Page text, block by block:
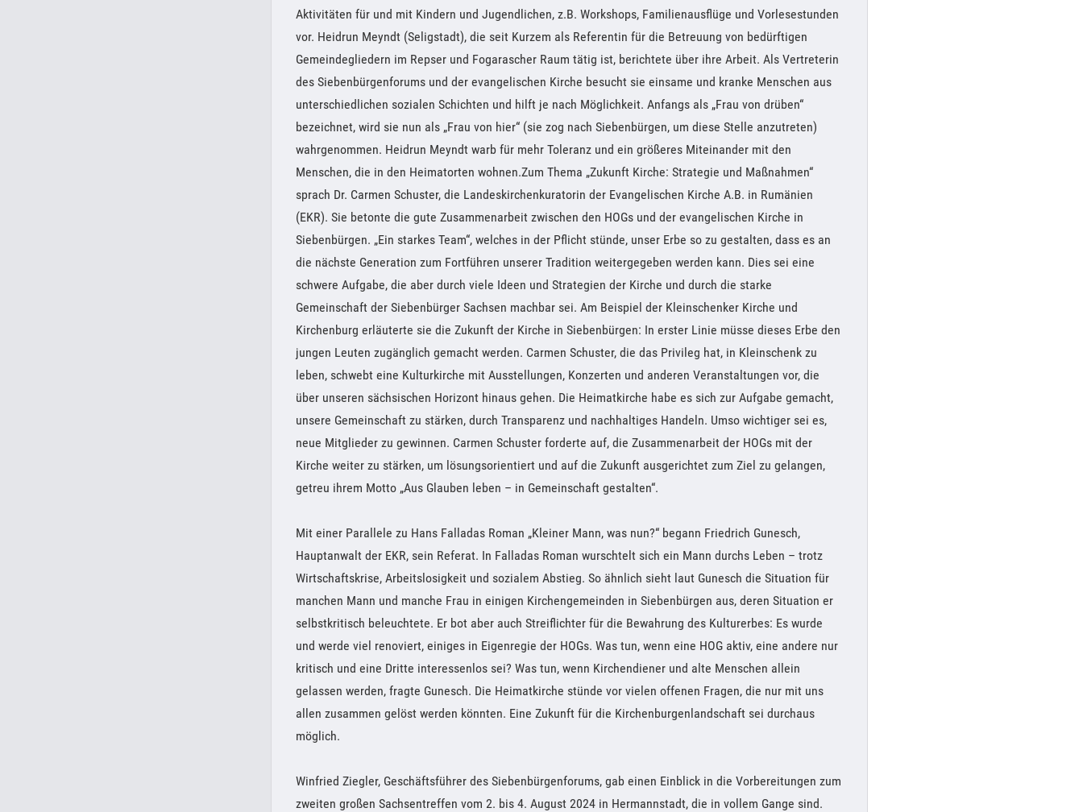
Aktivitäten für und mit Kindern und Jugendlichen, z.B. Workshops, Familienausflüge und Vorlesestunden
vor. Heidrun Meyndt (Seligstadt), die seit Kurzem als Referentin für die Betreuung von bedürftigen
Gemeindegliedern im Repser und Fogarascher Raum tätig ist, berichtete über ihre Arbeit. Als Vertreterin
des Siebenbürgenforums und der evangelischen Kirche besucht sie einsame und kranke Menschen aus
unterschiedlichen sozialen Schichten und hilft je nach Möglichkeit. Anfangs als „Frau von drüben“
bezeichnet, wird sie nun als „Frau von hier“ (sie zog nach Siebenbürgen, um diese Stelle anzutreten)
wahrgenommen. Heidrun Meyndt warb für mehr Toleranz und ein größeres Miteinander mit den
Menschen, die in den Heimatorten wohnen.Zum Thema „Zukunft Kirche: Strategie und Maßnahmen“
sprach Dr. Carmen Schuster, die Landeskirchenkuratorin der Evangelischen Kirche A.B. in Rumänien
(EKR). Sie betonte die gute Zusammenarbeit zwischen den HOGs und der evangelischen Kirche in
Siebenbürgen. „Ein starkes Team“, welches in der Pflicht stünde, unser Erbe so zu gestalten, dass es an
die nächste Generation zum Fortführen unserer Tradition weitergegeben werden kann. Dies sei eine
schwere Aufgabe, die aber durch viele Ideen und Strategien der Kirche und durch die starke
Gemeinschaft der Siebenbürger Sachsen machbar sei. Am Beispiel der Kleinschenker Kirche und
Kirchenburg erläuterte sie die Zukunft der Kirche in Siebenbürgen: In erster Linie müsse dieses Erbe den
jungen Leuten zugänglich gemacht werden. Carmen Schuster, die das Privileg hat, in Kleinschenk zu
leben, schwebt eine Kulturkirche mit Ausstellungen, Konzerten und anderen Veranstaltungen vor, die
über unseren sächsischen Horizont hinaus gehen. Die Heimatkirche habe es sich zur Aufgabe gemacht,
unsere Gemeinschaft zu stärken, durch Transparenz und nachhaltiges Handeln. Umso wichtiger sei es,
neue Mitglieder zu gewinnen. Carmen Schuster forderte auf, die Zusammenarbeit der HOGs mit der
Kirche weiter zu stärken, um lösungsorientiert und auf die Zukunft ausgerichtet zum Ziel zu gelangen,
getreu ihrem Motto „Aus Glauben leben – in Gemeinschaft gestalten“.
Mit einer Parallele zu Hans Falladas Roman „Kleiner Mann, was nun?“ begann Friedrich Gunesch,
Hauptanwalt der EKR, sein Referat. In Falladas Roman wurschtelt sich ein Mann durchs Leben – trotz
Wirtschaftskrise, Arbeitslosigkeit und sozialem Abstieg. So ähnlich sieht laut Gunesch die Situation für
manchen Mann und manche Frau in einigen Kirchengemeinden in Siebenbürgen aus, deren Situation er
selbstkritisch beleuchtete. Er bot aber auch Streiflichter für die Bewahrung des Kulturerbes: Es wurde
und werde viel renoviert, einiges in Eigenregie der HOGs. Was tun, wenn eine HOG aktiv, eine andere nur
kritisch und eine Dritte interessenlos sei? Was tun, wenn Kirchendiener und alte Menschen allein
gelassen werden, fragte Gunesch. Die Heimatkirche stünde vor vielen offenen Fragen, die nur mit uns
allen zusammen gelöst werden könnten. Eine Zukunft für die Kirchenburgenlandschaft sei durchaus
möglich.
Winfried Ziegler, Geschäftsführer des Siebenbürgenforums, gab einen Einblick in die Vorbereitungen zum
zweiten großen Sachsentreffen vom 2. bis 4. August 2024 in Hermannstadt, die in vollem Gange sind.